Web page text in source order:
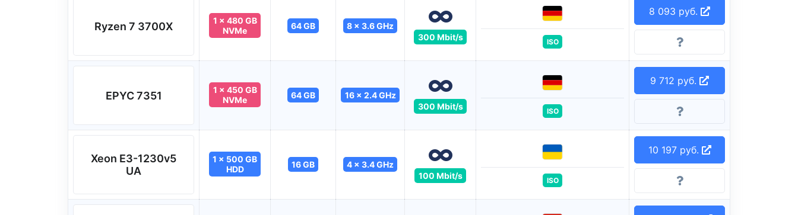
Ryzen 7 3700X
1 x 480 GB
NVMe
64 GB
8 x 3.6 GHz
300 Mbit/s
ISO
8 093 руб.
EPYC 7351
1 x 450 GB
NVMe
64 GB
16 x 2.4 GHz
300 Mbit/s
ISO
9 712 руб.
Xeon E3-1230v5
UA
1 x 500 GB
HDD
16 GB
4 x 3.4 GHz
100 Mbit/s
ISO
10 197 руб.